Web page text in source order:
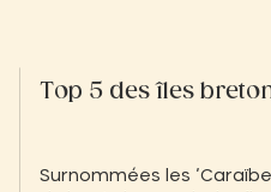
Top 5 des îles
Surnommées les